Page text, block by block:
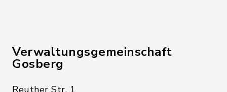
Verwaltungsgemeinschaft
Gosberg
Reuther Str. 1